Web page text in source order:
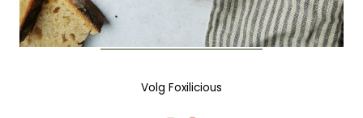
Volg Foxilicious